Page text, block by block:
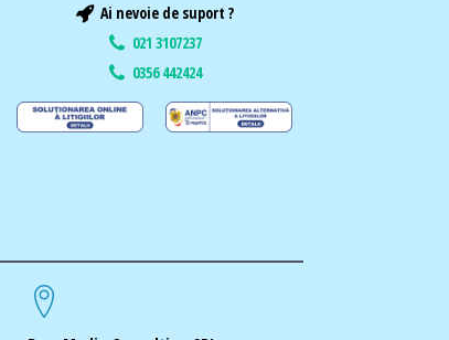
Ai nevoie de suport ?
021 3107237
0356 442424